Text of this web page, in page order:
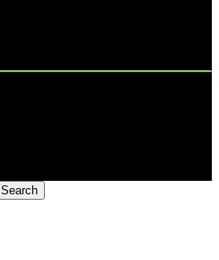
Search